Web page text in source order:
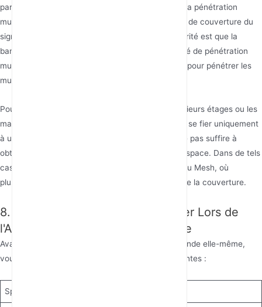
particulier ceux commercialisés comme « rois de la pénétration
murale », peut facilement résoudre les problèmes de couverture du
signal dans toutes les pièces d'une maison. La vérité est que la
bande 5GHz a intrinsèquement une faible capacité de pénétration
murale, tandis que la bande 2.4GHz est meilleure pour pénétrer les
murs mais a une vitesse limitée.
Pour les grands appartements, les maisons à plusieurs étages ou les
maisons avec des structures murales complexes, se fier uniquement
à un routeur bi-bande haute performance peut ne pas suffire à
obtenir une couverture transparente dans tout l'espace. Dans de tels
cas, vous devez envisager des solutions de réseau Mesh, où
plusieurs nœuds travaillent ensemble pour étendre la couverture.
8. Spécifications Clés à Considérer Lors de
l'Achat d'un Routeur Double Bande
Avant d'acheter, en plus de la fonctionnalité bi-bande elle-même,
vous devriez évaluer les spécifications clés suivantes :
Spécification